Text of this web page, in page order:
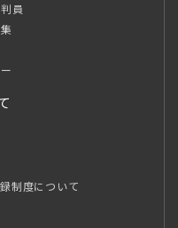
員
制度について